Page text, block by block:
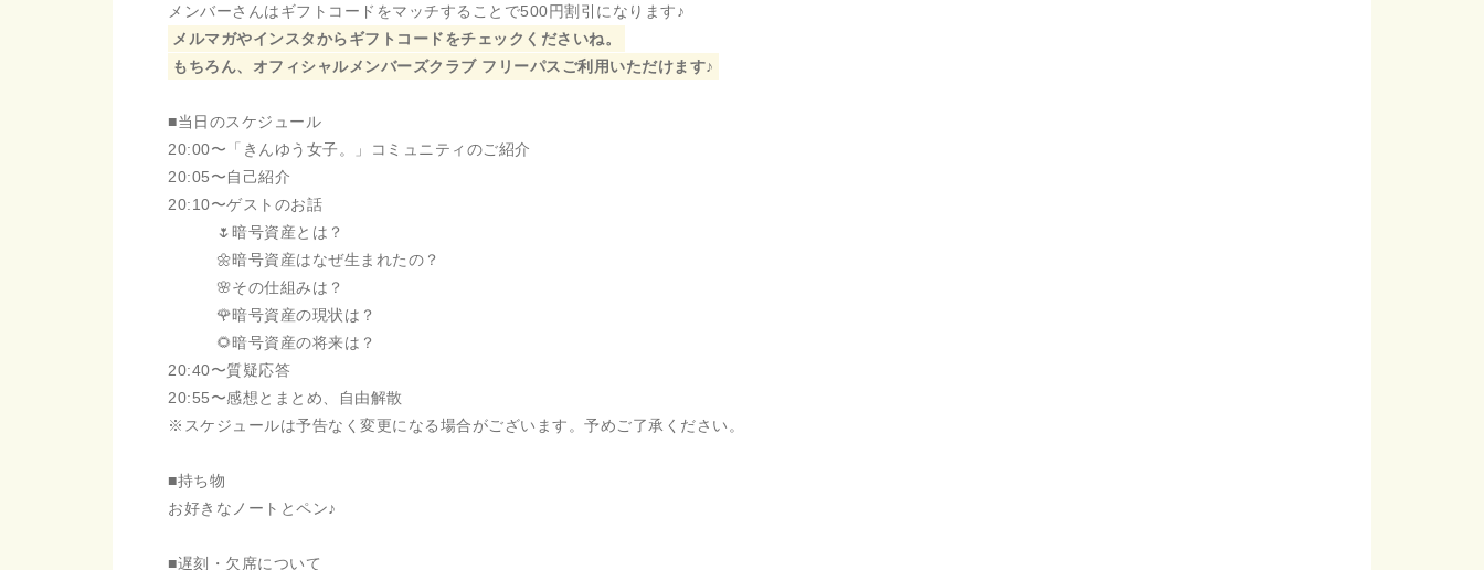
メンバーさんはギフトコードをマッチすることで500円割引になります♪
メルマガやインスタからギフトコードをチェックくださいね。
もちろん、オフィシャルメンバーズクラブ フリーパスご利用いただけます♪
■当日のスケジュール
20:00〜「きんゆう女子。」コミュニティのご紹介
20:05〜自己紹介
20:10〜ゲストのお話
🌷暗号資産とは？
🌼暗号資産はなぜ生まれたの？
🌸その仕組みは？
🌹暗号資産の現状は？
🌻暗号資産の将来は？
20:40〜質疑応答
20:55〜感想とまとめ、自由解散
※スケジュールは予告なく変更になる場合がございます。予めご了承ください。
■持ち物
お好きなノートとペン♪
■遅刻・欠席について